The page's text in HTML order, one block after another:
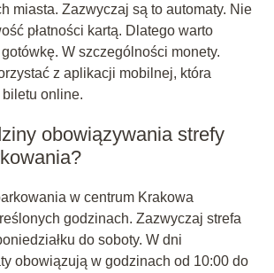
miasta. Zazwyczaj są to automaty. Nie
płatności kartą. Dlatego warto
W szczególności monety.
z aplikacji mobilnej, która
online.
obowiązywania strefy
w centrum Krakowa
godzinach. Zazwyczaj strefa
do soboty. W dni
obowiązują w godzinach od 10:00 do